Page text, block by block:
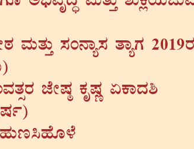
¸ÀA£Áå¸À vÁåUÀ
eÉÃµÀ× PÀÈµÀÚ KPÁzÀ²
ºÀÄt¹ºÉÆ¼É